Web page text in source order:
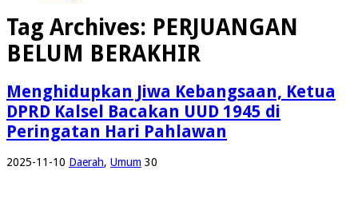
Tag Archives: PERJUANGAN
BELUM BERAKHIR
Menghidupkan Jiwa Kebangsaan, Ketua
DPRD Kalsel Bacakan UUD 1945 di
Peringatan Hari Pahlawan
2025-11-10 Daerah, Umum 30